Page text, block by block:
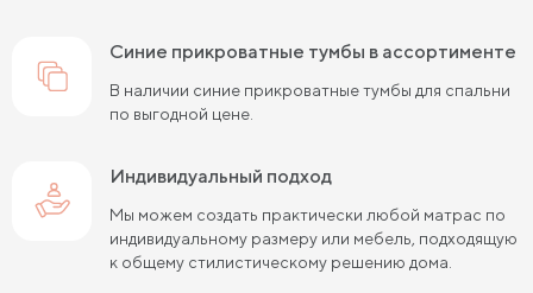
синие прикроватные тумбы в ассортименте
В наличии синие прикроватные тумбы для спальни
по выгодной цене.
Индивидуальный подход
Мы можем создать практически любой матрас по
индивидуальному размеру или мебель, подходящую
к общему стилистическому решению дома.